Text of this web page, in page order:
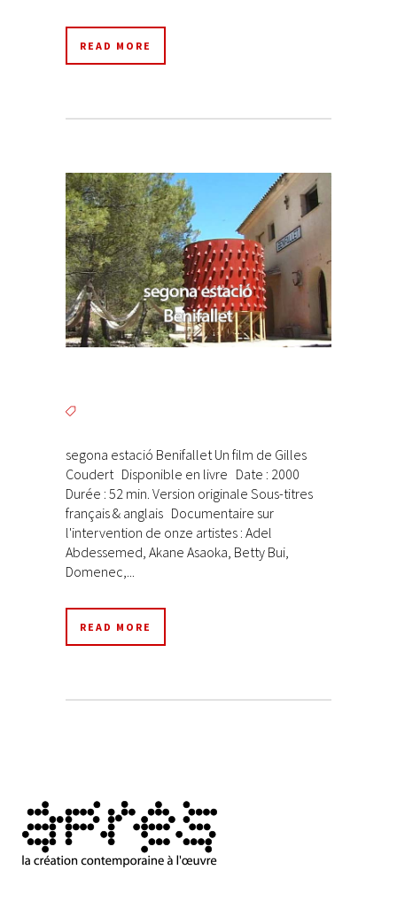
READ MORE
segona estació Benifallet Un film de Gilles
Coudert Disponible en livre Date : 2000
Durée : 52 min. Version originale Sous-titres
français & anglais Documentaire sur
l'intervention de onze artistes : Adel
Abdessemed, Akane Asaoka, Betty Bui,
Domenec,...
READ MORE